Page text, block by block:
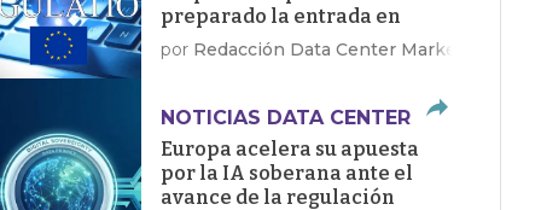
preparado la entrada en
vigor de la Ley de IA
por Redacción Data Center Market
NOTICIAS DATA CENTER
Europa acelera su apuesta
por la IA soberana ante el
avance de la regulación